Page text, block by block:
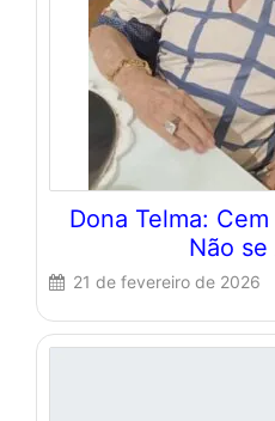
Dona Telma:
Não se
21 de fevereiro de 2026